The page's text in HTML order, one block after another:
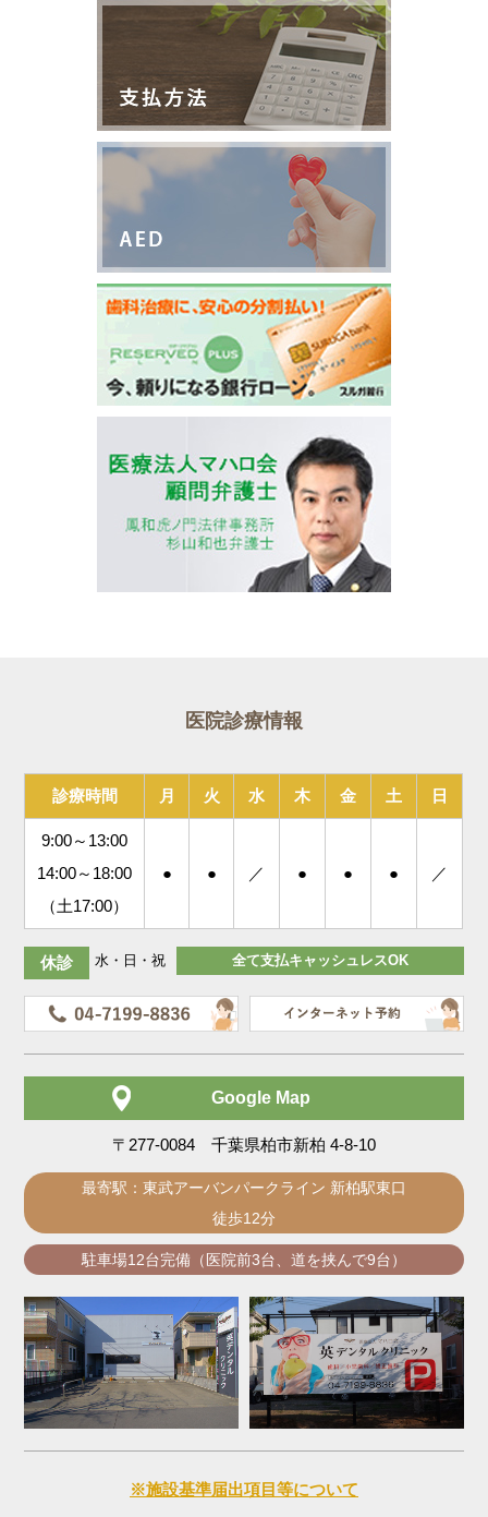
医院診療情報
診療時間 月 火 水 木 金 土 日
9:00～13:00
14:00～18:00
（土17:00）
● ● ／ ● ● ● ／
休診 水・日・祝 全て支払キャッシュレスOK
Google Map
〒277-0084 千葉県柏市新柏 4-8-10
最寄駅：東武アーバンパークライン 新柏駅東口
徒歩12分
駐車場12台完備（医院前3台、道を挟んで9台）
※施設基準届出項目等について